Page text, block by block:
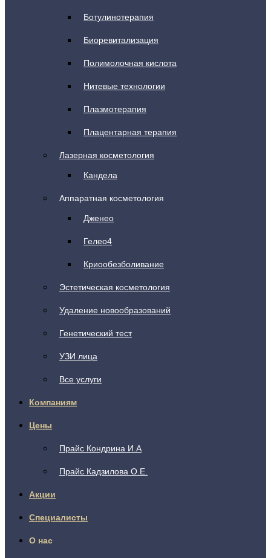
Ботулинотерапия
Биоревитализация
Полимолочная кислота
Нитевые технологии
Плазмотерапия
Плацентарная терапия
Лазерная косметология
Кандела
Аппаратная косметология
Дженео
Гелео4
Криообезболивание
Эстетическая косметология
Удаление новообразований
Генетический тест
УЗИ лица
Все услуги
Компаниям
Цены
Прайс Кондрина И.А
Прайс Кадзилова О.Е.
Акции
Специалисты
О нас